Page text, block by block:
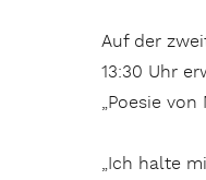
Auf der
13:30 Uhr
„Poesie
„Ich halte